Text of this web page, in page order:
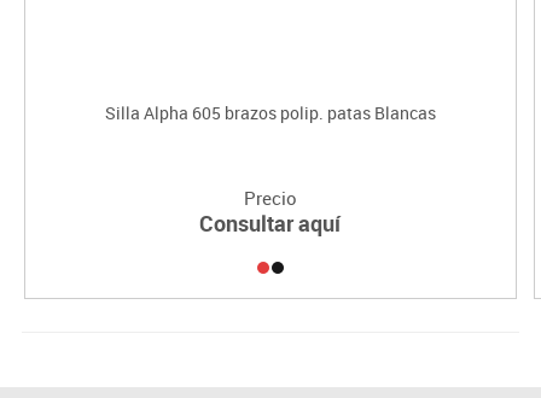
Silla Alpha 605 brazos polip. patas Blancas
Precio
Consultar aquí